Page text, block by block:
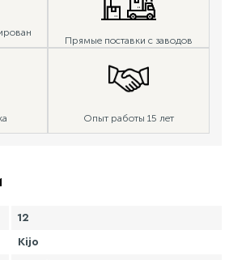
Прямые поставки с заводов
Опыт работы 15 лет
12
Kijo